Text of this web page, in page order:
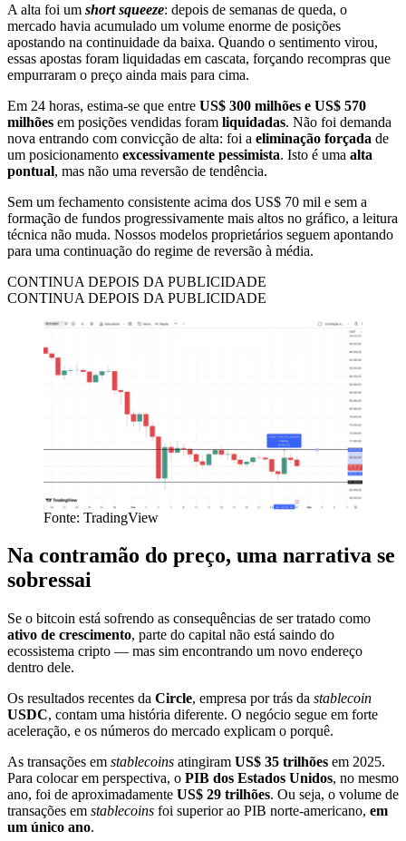
A alta foi um short squeeze: depois de semanas de queda, o
mercado havia acumulado um volume enorme de posições
apostando na continuidade da baixa. Quando o sentimento virou,
essas apostas foram liquidadas em cascata, forçando recompras que
empurraram o preço ainda mais para cima.
Em 24 horas, estima-se que entre US$ 300 milhões e US$ 570
milhões em posições vendidas foram liquidadas. Não foi demanda
nova entrando com convicção de alta: foi a eliminação forçada de
um posicionamento excessivamente pessimista. Isto é uma alta
pontual, mas não uma reversão de tendência.
Sem um fechamento consistente acima dos US$ 70 mil e sem a
formação de fundos progressivamente mais altos no gráfico, a leitura
técnica não muda. Nossos modelos proprietários seguem apontando
para uma continuação do regime de reversão à média.
CONTINUA DEPOIS DA PUBLICIDADE
CONTINUA DEPOIS DA PUBLICIDADE
Fonte: TradingView
Na contramão do preço, uma narrativa se
sobressai
Se o bitcoin está sofrendo as consequências de ser tratado como
ativo de crescimento, parte do capital não está saindo do
ecossistema cripto — mas sim encontrando um novo endereço
dentro dele.
Os resultados recentes da Circle, empresa por trás da stablecoin
USDC, contam uma história diferente. O negócio segue em forte
aceleração, e os números do mercado explicam o porquê.
As transações em stablecoins atingiram US$ 35 trilhões em 2025.
Para colocar em perspectiva, o PIB dos Estados Unidos, no mesmo
ano, foi de aproximadamente US$ 29 trilhões. Ou seja, o volume de
transações em stablecoins foi superior ao PIB norte-americano, em
um único ano.